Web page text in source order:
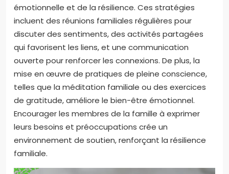
émotionnelle et de la résilience. Ces stratégies
incluent des réunions familiales régulières pour
discuter des sentiments, des activités partagées
qui favorisent les liens, et une communication
ouverte pour renforcer les connexions. De plus, la
mise en œuvre de pratiques de pleine conscience,
telles que la méditation familiale ou des exercices
de gratitude, améliore le bien-être émotionnel.
Encourager les membres de la famille à exprimer
leurs besoins et préoccupations crée un
environnement de soutien, renforçant la résilience
familiale.